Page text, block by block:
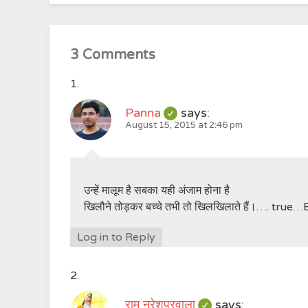
3 Comments
Panna says:
August 15, 2015 at 2:46 pm
उन्हें मालूम है सबका यही अंजाम होना है
खिलौने तोड़कर बच्चे तभी तो खिलखिलाते हैं।….
Log in to Reply
राम नरेशपुरवाला says: